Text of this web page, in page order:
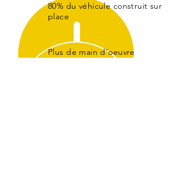
80% du véhicule construit sur
place
Plus de main d'oeuvre